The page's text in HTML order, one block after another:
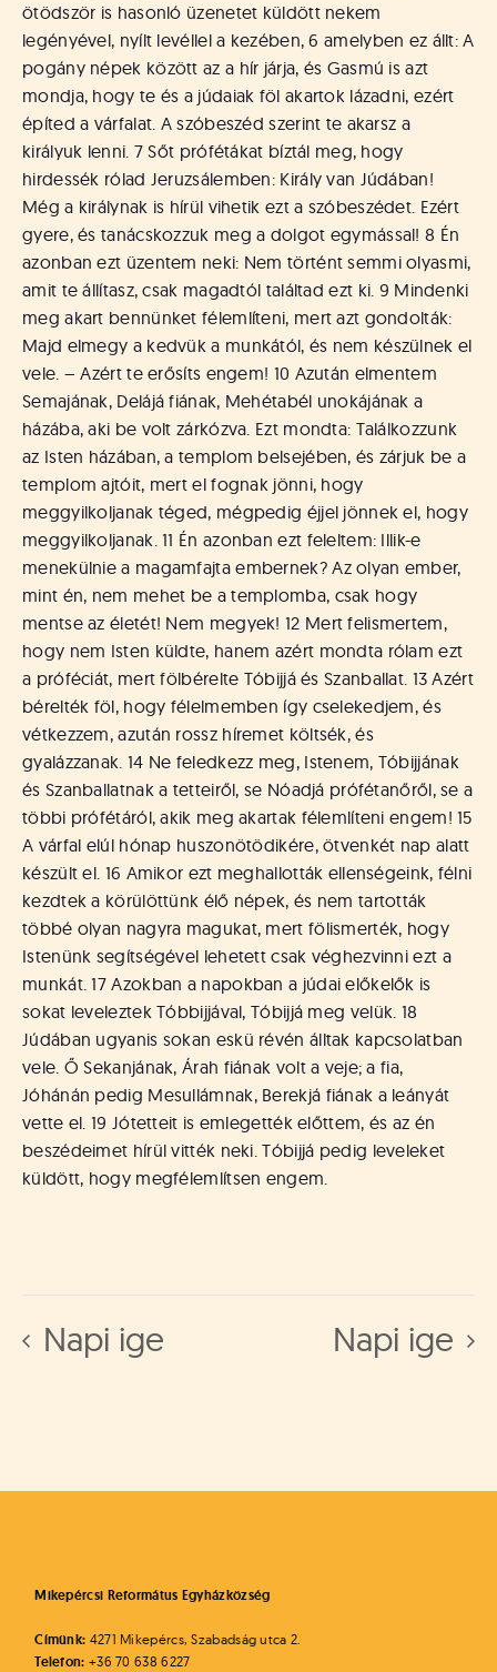
ötödször is hasonló üzenetet küldött nekem
legényével, nyílt levéllel a kezében, 6 amelyben ez állt: A
pogány népek között az a hír járja, és Gasmú is azt
mondja, hogy te és a júdaiak föl akartok lázadni, ezért
építed a várfalat. A szóbeszéd szerint te akarsz a
királyuk lenni. 7 Sőt prófétákat bíztál meg, hogy
hirdessék rólad Jeruzsálemben: Király van Júdában!
Még a királynak is hírül vihetik ezt a szóbeszédet. Ezért
gyere, és tanácskozzuk meg a dolgot egymással! 8 Én
azonban ezt üzentem neki: Nem történt semmi olyasmi,
amit te állítasz, csak magadtól találtad ezt ki. 9 Mindenki
meg akart bennünket félemlíteni, mert azt gondolták:
Majd elmegy a kedvük a munkától, és nem készülnek el
vele. – Azért te erősíts engem! 10 Azután elmentem
Semajának, Delájá fiának, Mehétabél unokájának a
házába, aki be volt zárkózva. Ezt mondta: Találkozzunk
az Isten házában, a templom belsejében, és zárjuk be a
templom ajtóit, mert el fognak jönni, hogy
meggyilkoljanak téged, mégpedig éjjel jönnek el, hogy
meggyilkoljanak. 11 Én azonban ezt feleltem: Illik-e
menekülnie a magamfajta embernek? Az olyan ember,
mint én, nem mehet be a templomba, csak hogy
mentse az életét! Nem megyek! 12 Mert felismertem,
hogy nem Isten küldte, hanem azért mondta rólam ezt
a próféciát, mert fölbérelte Tóbijjá és Szanballat. 13 Azért
bérelték föl, hogy félelmemben így cselekedjem, és
vétkezzem, azután rossz híremet költsék, és
gyalázzanak. 14 Ne feledkezz meg, Istenem, Tóbijjának
és Szanballatnak a tetteiről, se Nóadjá prófétanőről, se a
többi prófétáról, akik meg akartak félemlíteni engem! 15
A várfal elúl hónap huszonötödikére, ötvenkét nap alatt
készült el. 16 Amikor ezt meghallották ellenségeink, félni
kezdtek a körülöttünk élő népek, és nem tartották
többé olyan nagyra magukat, mert fölismerték, hogy
Istenünk segítségével lehetett csak véghezvinni ezt a
munkát. 17 Azokban a napokban a júdai előkelők is
sokat leveleztek Tóbbijjával, Tóbijjá meg velük. 18
Júdában ugyanis sokan eskü révén álltak kapcsolatban
vele. Ő Sekanjának, Árah fiának volt a veje; a fia,
Jóhánán pedig Mesullámnak, Berekjá fiának a leányát
vette el. 19 Jótetteit is emlegették előttem, és az én
beszédeimet hírül vitték neki. Tóbijjá pedig leveleket
küldött, hogy megfélemlítsen engem.
Napi ige Napi ige
Mikepércsi Református Egyházközség
Címünk: 4271 Mikepércs, Szabadság utca 2.
Telefon: +36 70 638 6227